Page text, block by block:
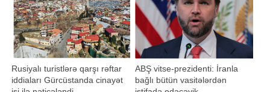
Rusiyalı turistlərə qarşı rəftar
iddiaları Gürcüstanda cinayət
ABŞ vitse-prezidenti: İranla
bağlı bütün vasitələrdən